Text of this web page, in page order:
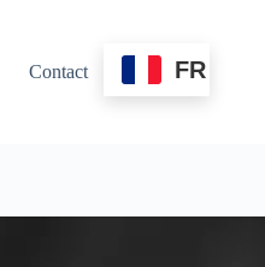
Contact FR